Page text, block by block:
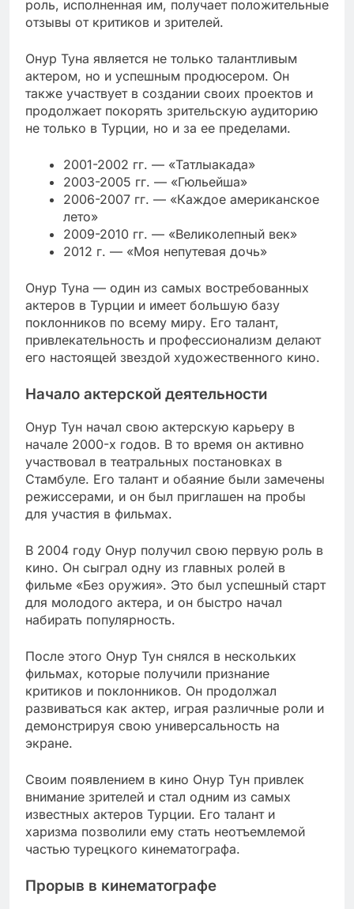
роль, исполненная им, получает положительные
отзывы от критиков и зрителей.
Онур Туна является не только талантливым
актером, но и успешным продюсером. Он
также участвует в создании своих проектов и
продолжает покорять зрительскую аудиторию
не только в Турции, но и за ее пределами.
2001-2002 гг. — «Татлыакада»
2003-2005 гг. — «Гюльейша»
2006-2007 гг. — «Каждое американское
лето»
2009-2010 гг. — «Великолепный век»
2012 г. — «Моя непутевая дочь»
Онур Туна — один из самых востребованных
актеров в Турции и имеет большую базу
поклонников по всему миру. Его талант,
привлекательность и профессионализм делают
его настоящей звездой художественного кино.
Начало актерской деятельности
Онур Тун начал свою актерскую карьеру в
начале 2000-х годов. В то время он активно
участвовал в театральных постановках в
Стамбуле. Его талант и обаяние были замечены
режиссерами, и он был приглашен на пробы
для участия в фильмах.
В 2004 году Онур получил свою первую роль в
кино. Он сыграл одну из главных ролей в
фильме «Без оружия». Это был успешный старт
для молодого актера, и он быстро начал
набирать популярность.
После этого Онур Тун снялся в нескольких
фильмах, которые получили признание
критиков и поклонников. Он продолжал
развиваться как актер, играя различные роли и
демонстрируя свою универсальность на
экране.
Своим появлением в кино Онур Тун привлек
внимание зрителей и стал одним из самых
известных актеров Турции. Его талант и
харизма позволили ему стать неотъемлемой
частью турецкого кинематографа.
Прорыв в кинематографе